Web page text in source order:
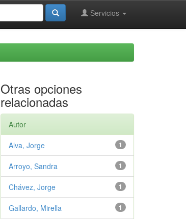
Servicios
Otras opciones
relacionadas
Autor
1
Alva, Jorge
1
Arroyo, Sandra
1
Chávez, Jorge
1
Gallardo, Mirella